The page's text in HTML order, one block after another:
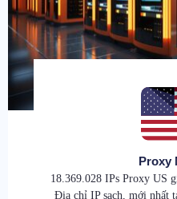
Proxy
18.369.028 IPs Proxy US
Địa chỉ IP sạch, mới nhất